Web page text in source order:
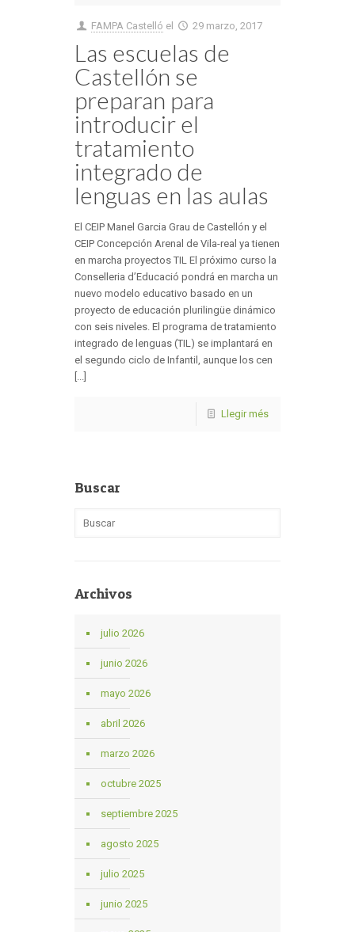
FAMPA Castelló el 29 marzo, 2017
Las escuelas de
Castellón se
preparan para
introducir el
tratamiento
integrado de
lenguas en las aulas
El CEIP Manel Garcia Grau de Castellón y el
CEIP Concepción Arenal de Vila-real ya tienen
en marcha proyectos TIL El próximo curso la
Conselleria d’Educació pondrá en marcha un
nuevo modelo educativo basado en un
proyecto de educación plurilingüe dinámico
con seis niveles. El programa de tratamiento
integrado de lenguas (TIL) se implantará en
el segundo ciclo de Infantil, aunque los cen
[...]
Llegir més
Buscar
Archivos
julio 2026
junio 2026
mayo 2026
abril 2026
marzo 2026
octubre 2025
septiembre 2025
agosto 2025
julio 2025
junio 2025